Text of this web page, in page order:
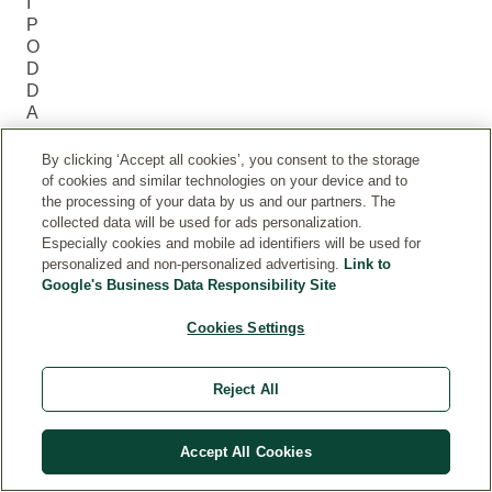
P
O
D
D
A
J
Ý
By clicking ‘Accept all cookies’, you consent to the storage
of cookies and similar technologies on your device and to
the processing of your data by us and our partners. The
collected data will be used for ads personalization.
Especially cookies and mobile ad identifiers will be used for
personalized and non-personalized advertising. Link to
Google's Business Data Responsibility Site
Cookies Settings
Reject All
Accept All Cookies